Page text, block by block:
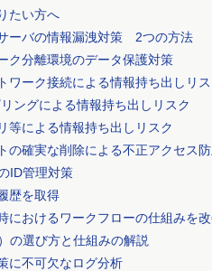
たい方へ
ーバの情報漏洩対策 2つの方法
ク分離環境のデータ保護対策
ワーク接続による情報持ち出しリ
ングによる情報持ち出しリスク
等による情報持ち出しリスク
の確実な削除による不正アクセス
ID管理対策
歴を取得
におけるワークフローの仕組みを
の選び方と仕組みの解説
に不可欠なログ分析